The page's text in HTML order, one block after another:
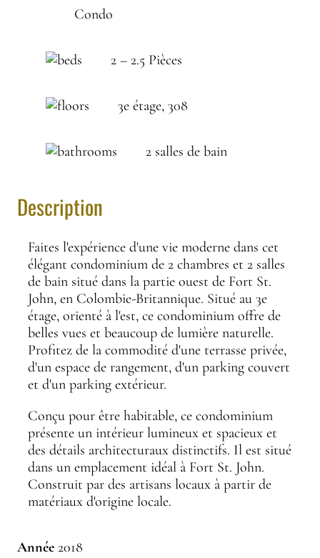
Condo
2 – 2.5 Pièces
3e étage, 308
2 salles de bain
Description
Faites l'expérience d'une vie moderne dans cet
élégant condominium de 2 chambres et 2 salles
de bain situé dans la partie ouest de Fort St.
John, en Colombie-Britannique. Situé au 3e
étage, orienté à l'est, ce condominium offre de
belles vues et beaucoup de lumière naturelle.
Profitez de la commodité d'une terrasse privée,
d'un espace de rangement, d'un parking couvert
et d'un parking extérieur.
Conçu pour être habitable, ce condominium
présente un intérieur lumineux et spacieux et
des détails architecturaux distinctifs. Il est situé
dans un emplacement idéal à Fort St. John.
Construit par des artisans locaux à partir de
matériaux d'origine locale.
Année 2018